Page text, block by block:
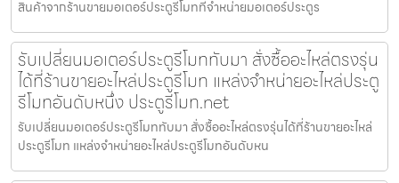
สินค้าจากร้านขายมอเตอร์ประตูรีโมทที่จำหน่ายมอเตอร์ประตูร
รับเปลี่ยนมอเตอร์ประตูรีโมททับมา สั่งซื้ออะไหล่ตรงรุ่น
ได้ที่ร้านขายอะไหล่ประตูรีโมท แหล่งจำหน่ายอะไหล่ประตู
รีโมทอันดับหนึ่ง ประตูรีโมท.net
รับเปลี่ยนมอเตอร์ประตูรีโมททับมา สั่งซื้ออะไหล่ตรงรุ่นได้ที่ร้านขายอะไหล่
ประตูรีโมท แหล่งจำหน่ายอะไหล่ประตูรีโมทอันดับหน